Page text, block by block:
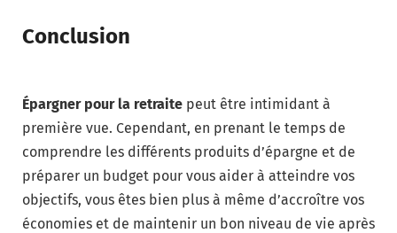
Conclusion
Épargner pour la retraite peut être intimidant à
première vue. Cependant, en prenant le temps de
comprendre les différents produits d’épargne et de
préparer un budget pour vous aider à atteindre vos
objectifs, vous êtes bien plus à même d’accroître vos
économies et de maintenir un bon niveau de vie après